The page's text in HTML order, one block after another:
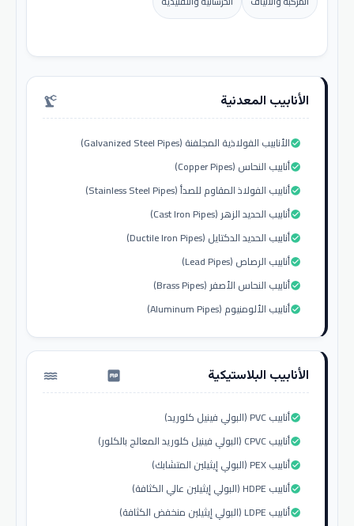
الأنابيب المعدنية precision_manufacturing
الأنابيب الفولاذية المجلفنة (Galvanized Steel Pipes)check_circle
أنابيب النحاس (Copper Pipes)check_circle
أنابيب الفولاذ المقاوم للصدأ (Stainless Steel Pipes)check_circle
أنابيب الحديد الزهر (Cast Iron Pipes)check_circle
أنابيب الحديد الدكتايل (Ductile Iron Pipes)check_circle
أنابيب الرصاص (Lead Pipes)check_circle
أنابيب النحاس الأصفر (Brass Pipes)check_circle
أنابيب الألومنيوم (Aluminum Pipes)check_circle
الأنابيب البلاستيكية water_pump
أنابيب PVC (البولي فينيل كلوريد)check_circle
أنابيب CPVC (البولي فينيل كلوريد المعالج بالكلور)check_circle
أنابيب PEX (البولي إيثيلين المتشابك)check_circle
أنابيب HDPE (البولي إيثيلين عالي الكثافة)check_circle
أنابيب LDPE (البولي إيثيلين منخفض الكثافة)check_circle